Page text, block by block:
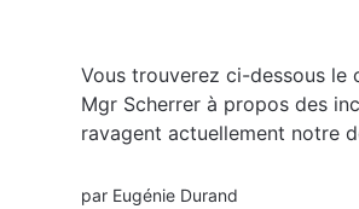
Vous trouverez ci-dessous le
Mgr Scherrer à propos des
ravagent actuellement notre
Communiqué incendies P.O_6
par Eugénie Durand